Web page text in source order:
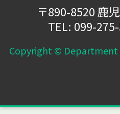
〒890-8520 鹿
TEL: 099-
Copyright © Department